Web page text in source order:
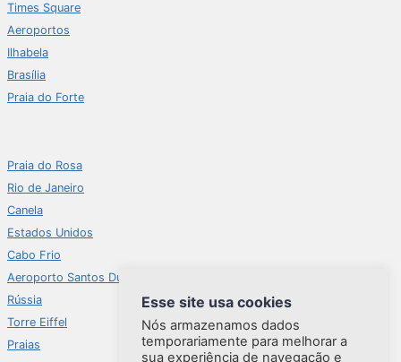
Times Square
Aeroportos
Ilhabela
Brasília
Praia do Forte
Praia do Rosa
Rio de Janeiro
Canela
Estados Unidos
Cabo Frio
Aeroporto Santos Dumont
Rússia
Torre Eiffel
Praias
Esse site usa cookies
Nós armazenamos dados
temporariamente para melhorar a
sua experiência de navegação e